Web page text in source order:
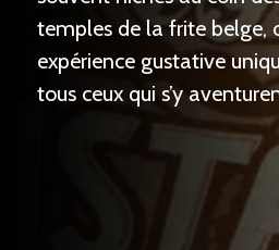
temples de la frite belge,
expérience gustative
tous ceux qui s’y